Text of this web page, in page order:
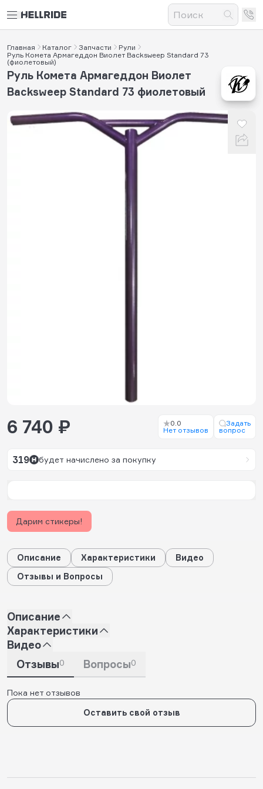
Главная Каталог Запчасти
Рули
Руль Комета Армагеддон Виолет Backsweep Standard 73
(фиолетовый)
Руль Комета Армагеддон Виолет
Backsweep Standard 73 фиолетовый
6 740 ₽
0.0
Нет отзывов
Задать
вопрос
319 будет начислено за покупку
Дарим стикеры!
Описание Характеристики
Видео
Отзывы и Вопросы
Описание
Характеристики
Видео
Отзывы0 Вопросы0
Пока нет отзывов
Оставить свой отзыв